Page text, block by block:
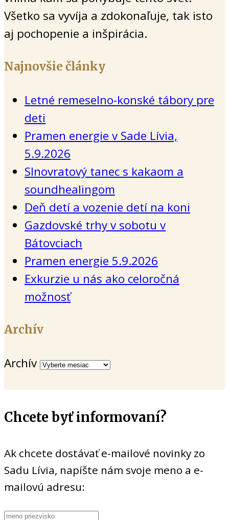
Všetko sa vyvíja a zdokonaľuje, tak isto
aj pochopenie a inšpirácia.
Najnovšie články
Letné remeselno-konské tábory pre
deti
Pramen energie v Sade Lívia,
5.9.2026
Slnovratový tanec s kakaom a
soundhealingom
Deň detí a vozenie detí na koni
Gazdovské trhy v sobotu v
Bátovciach
Pramen energie 5.9.2026
Exkurzie u nás ako celoročná
možnosť
Archív
Archív
Chcete byť informovaní?
Ak chcete dostávať e-mailové novinky zo
Sadu Lívia, napíšte nám svoje meno a e-
mailovú adresu: